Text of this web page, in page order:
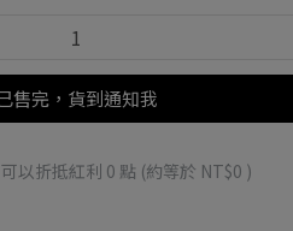
售完，貨到通知我
以折抵紅利 0 點 (約等於 NT$0 )